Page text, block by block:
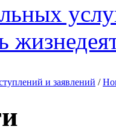
и заявлений /